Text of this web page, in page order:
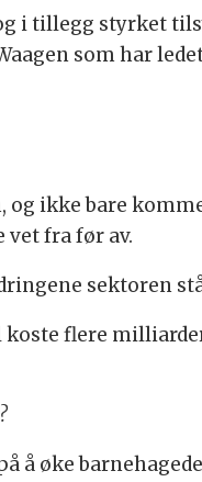
i tillegg styrket
som har
ikke bare
vet fra før av.
sektoren
flere
å øke